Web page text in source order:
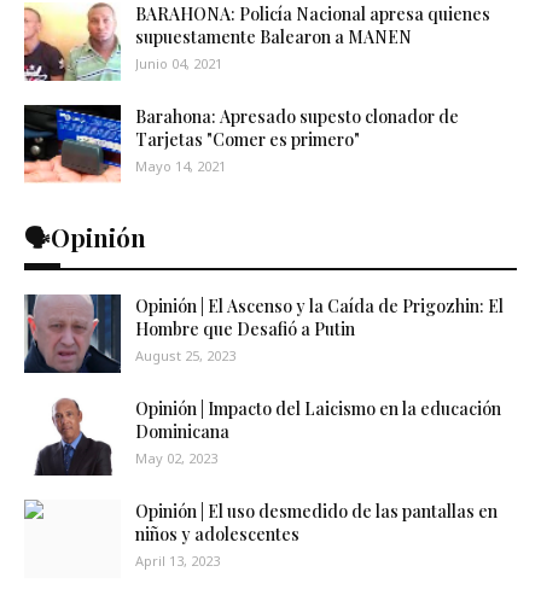
BARAHONA: Policía Nacional apresa quienes
supuestamente Balearon a MANEN
Junio 04, 2021
Barahona: Apresado supesto clonador de
Tarjetas "Comer es primero"
Mayo 14, 2021
🗣️Opinión
Opinión | El Ascenso y la Caída de Prigozhin: El
Hombre que Desafió a Putin
August 25, 2023
Opinión | Impacto del Laicismo en la educación
Dominicana
May 02, 2023
Opinión | El uso desmedido de las pantallas en
niños y adolescentes
April 13, 2023